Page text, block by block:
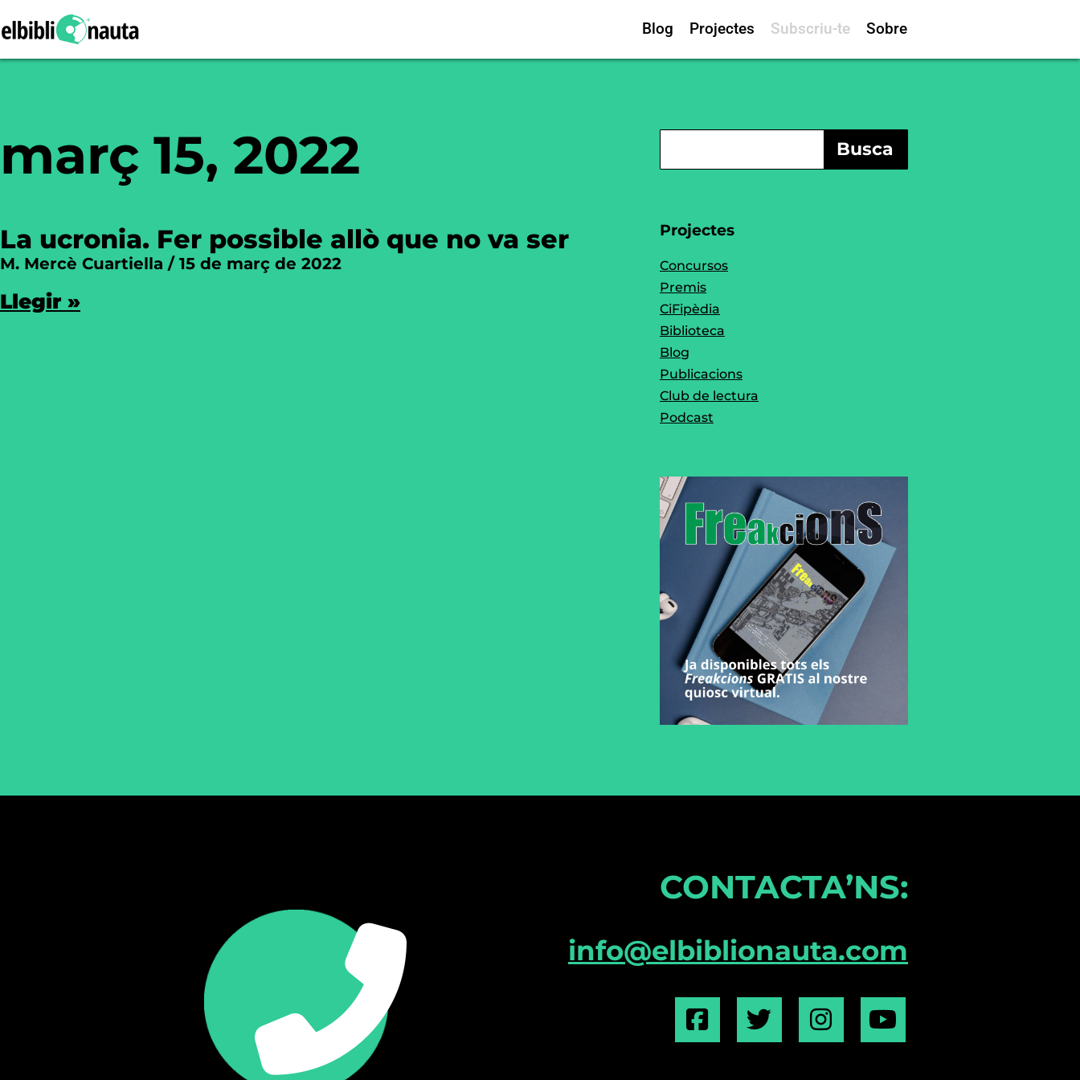
Blog Projectes Subscriu-te Sobre
març 15, 2022
La ucronia. Fer possible allò que no va ser
M. Mercè Cuartiella 15 de març de 2022
Llegir »
Busca
Projectes
Concursos
Premis
CiFipèdia
Biblioteca
Blog
Publicacions
Club de lectura
Podcast
CONTACTA’NS:
info@elbiblionauta.com